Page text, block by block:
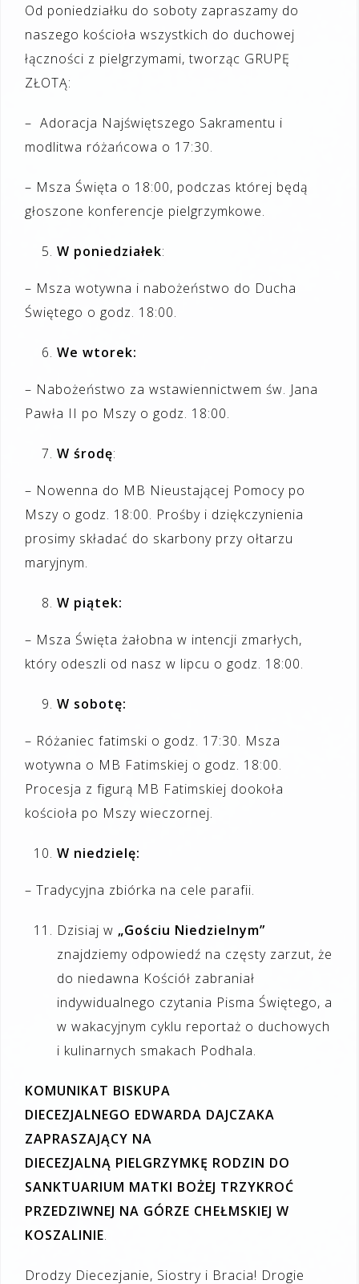
Od poniedziałku do soboty zapraszamy do
naszego kościoła wszystkich do duchowej
łączności z pielgrzymami, tworząc GRUPĘ
ZŁOTĄ:
– Adoracja Najświętszego Sakramentu i
modlitwa różańcowa o 17:30.
– Msza Święta o 18:00, podczas której będą
głoszone konferencje pielgrzymkowe.
W poniedziałek:
– Msza wotywna i nabożeństwo do Ducha
Świętego o godz. 18:00.
We wtorek:
– Nabożeństwo za wstawiennictwem św. Jana
Pawła II po Mszy o godz. 18:00.
W środę:
– Nowenna do MB Nieustającej Pomocy po
Mszy o godz. 18:00. Prośby i dziękczynienia
prosimy składać do skarbony przy ołtarzu
maryjnym.
W piątek:
– Msza Święta żałobna w intencji zmarłych,
który odeszli od nasz w lipcu o godz. 18:00.
W sobotę:
– Różaniec fatimski o godz. 17:30. Msza
wotywna o MB Fatimskiej o godz. 18:00.
Procesja z figurą MB Fatimskiej dookoła
kościoła po Mszy wieczornej.
W niedzielę:
– Tradycyjna zbiórka na cele parafii.
Dzisiaj w „Gościu Niedzielnym”
znajdziemy odpowiedź na częsty zarzut, że
do niedawna Kościół zabraniał
indywidualnego czytania Pisma Świętego, a
w wakacyjnym cyklu reportaż o duchowych
i kulinarnych smakach Podhala.
KOMUNIKAT BISKUPA
DIECEZJALNEGO EDWARDA DAJCZAKA
ZAPRASZAJĄCY NA
DIECEZJALNĄ PIELGRZYMKĘ RODZIN DO
SANKTUARIUM MATKI BOŻEJ TRZYKROĆ
PRZEDZIWNEJ NA GÓRZE CHEŁMSKIEJ W
KOSZALINIE.
Drodzy Diecezjanie, Siostry i Bracia! Drogie